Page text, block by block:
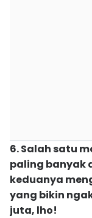
6. Salah satu
paling banyak
keduanya
yang bikin
juta, lho!